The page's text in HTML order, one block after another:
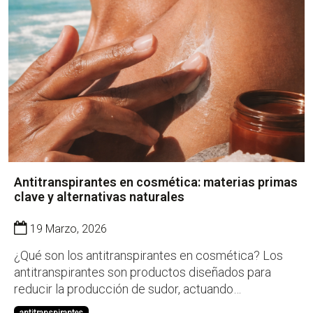
Antitranspirantes en cosmética: materias primas
clave y alternativas naturales
19 Marzo, 2026
¿Qué son los antitranspirantes en cosmética? Los
antitranspirantes son productos diseñados para
reducir la producción de sudor, actuando
directamente sobre las glándulas sudoríparas. A